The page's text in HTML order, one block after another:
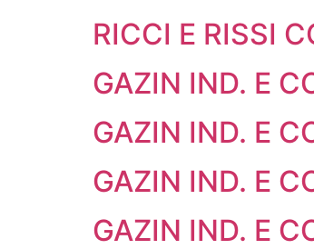
RICCI E RISSI
GAZIN IND. E
GAZIN IND. E
GAZIN IND. E
GAZIN IND. E